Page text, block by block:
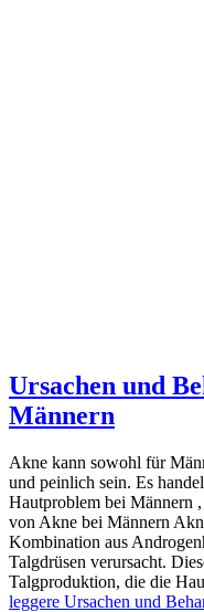
Ursachen und
Männern
Akne kann sowohl für
und peinlich sein. Es
Hautproblem bei Männern
von Akne bei Männern
Kombination aus
Talgdrüsen verursacht.
Talgproduktion, die die
leggere Ursachen und